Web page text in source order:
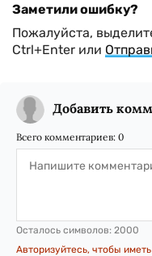
Заметили ошибку?
Пожалуйста,
Ctrl+Enter или
Добавить
Всего комментариев: 0
Осталось символов: 2000
Авторизуйтесь, чтобы